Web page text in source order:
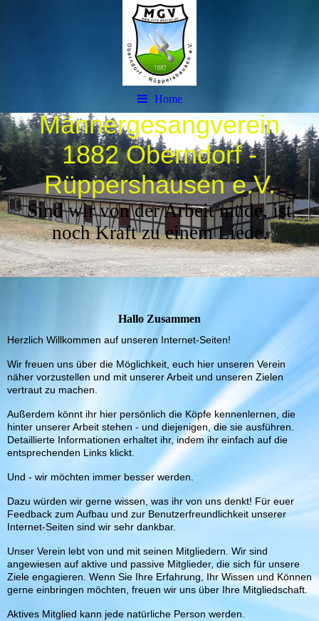
Home
Männergesangverein
1882 Oberndorf -
Rüppershausen e.V.
Sind wir von der Arbeit müde, ist
noch Kraft zu einem Liede.
Hallo Zusammen
Herzlich Willkommen auf unseren Internet-Seiten!
Wir freuen uns über die Möglichkeit, euch hier unseren Verein
näher vorzustellen und mit unserer Arbeit und unseren Zielen
vertraut zu machen.
Außerdem könnt ihr hier persönlich die Köpfe kennenlernen, die
hinter unserer Arbeit stehen - und diejenigen, die sie ausführen.
Detaillierte Informationen erhaltet ihr, indem ihr einfach auf die
entsprechenden Links klickt.
Und - wir möchten immer besser werden.
Dazu würden wir gerne wissen, was ihr von uns denkt! Für euer
Feedback zum Aufbau und zur Benutzerfreundlichkeit unserer
Internet-Seiten sind wir sehr dankbar.
Unser Verein lebt von und mit seinen Mitgliedern. Wir sind
angewiesen auf aktive und passive Mitglieder, die sich für unsere
Ziele engagieren. Wenn Sie Ihre Erfahrung, Ihr Wissen und Können
gerne einbringen möchten, freuen wir uns über Ihre Mitgliedschaft.
Aktives Mitglied kann jede natürliche Person werden.